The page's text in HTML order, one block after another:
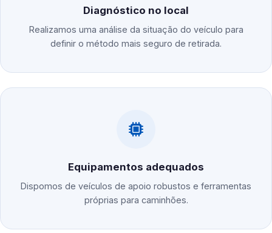
Diagnóstico no local
Realizamos uma análise da situação do veículo para
definir o método mais seguro de retirada.
Equipamentos adequados
Dispomos de veículos de apoio robustos e ferramentas
próprias para caminhões.